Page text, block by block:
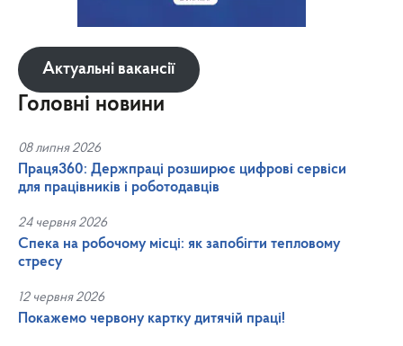
Актуальні вакансії
Головні новини
08 липня 2026
Праця360: Держпраці розширює цифрові сервіси
для працівників і роботодавців
24 червня 2026
Спека на робочому місці: як запобігти тепловому
стресу
12 червня 2026
Покажемо червону картку дитячій праці!